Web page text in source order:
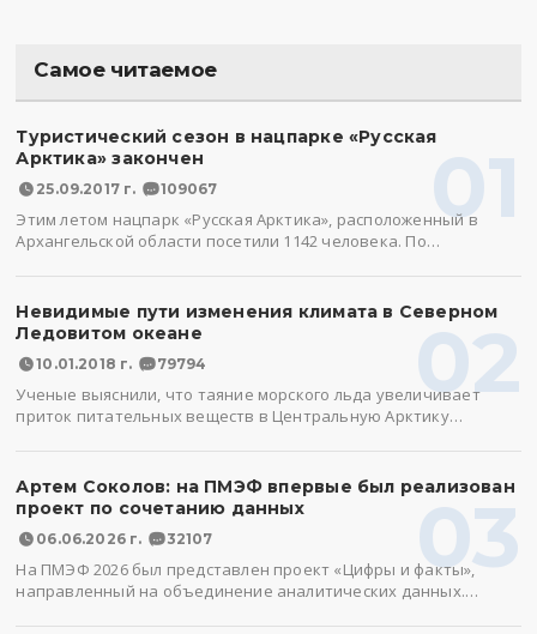
Самое читаемое
01
Туристический сезон в нацпарке «Русская
Арктика» закончен
25.09.2017 г. 109067
Этим летом нацпарк «Русская Арктика», расположенный в
Архангельской области посетили 1142 человека. По…
02
Невидимые пути изменения климата в Северном
Ледовитом океане
10.01.2018 г. 79794
Ученые выяснили, что таяние морского льда увеличивает
приток питательных веществ в Центральную Арктику…
03
Артем Соколов: на ПМЭФ впервые был реализован
проект по сочетанию данных
06.06.2026 г. 32107
На ПМЭФ 2026 был представлен проект «Цифры и факты»,
направленный на объединение аналитических данных.…